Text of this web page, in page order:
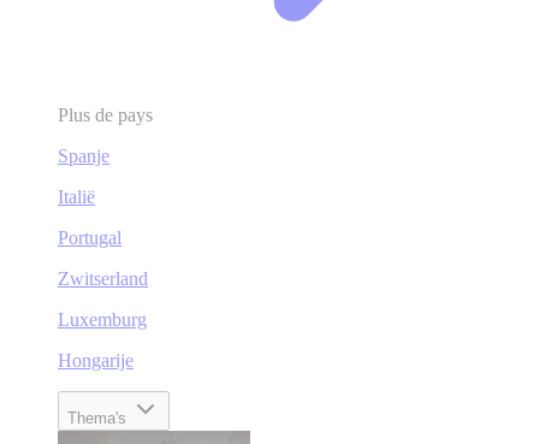
Plus de pays
Spanje
Italië
Portugal
Zwitserland
Luxemburg
Hongarije
Thema's